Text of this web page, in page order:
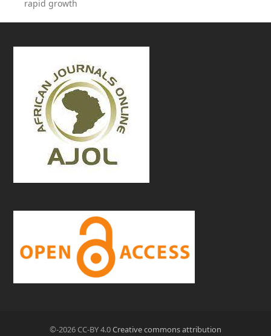
rapid growth
©-2026 CC-BY 4.0Creative commons attribution